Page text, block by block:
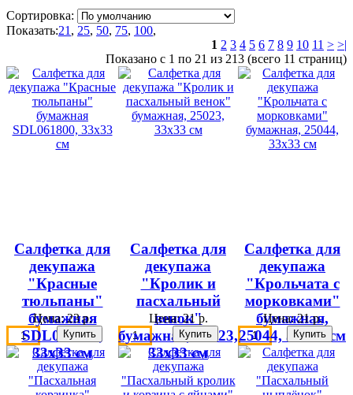
Сортировка:
Показать:21, 25, 50, 75, 100,
1 2 3 4 5 6 7 8 9 10 11 > >|
Показано с 1 по 21 из 213 (всего 11 страниц)
Салфетка для
декупажа
"Красные
тюльпаны"
бумажная
SDL061800,
33х33 см
Цена:23 р.
Салфетка для
декупажа
"Кролик и
пасхальный
венок"
бумажная, 25023,
33х33 см
Цена:21 р.
Салфетка для
декупажа
"Крольчата с
морковками"
бумажная,
25044, 33х33 см
Цена:21 р.